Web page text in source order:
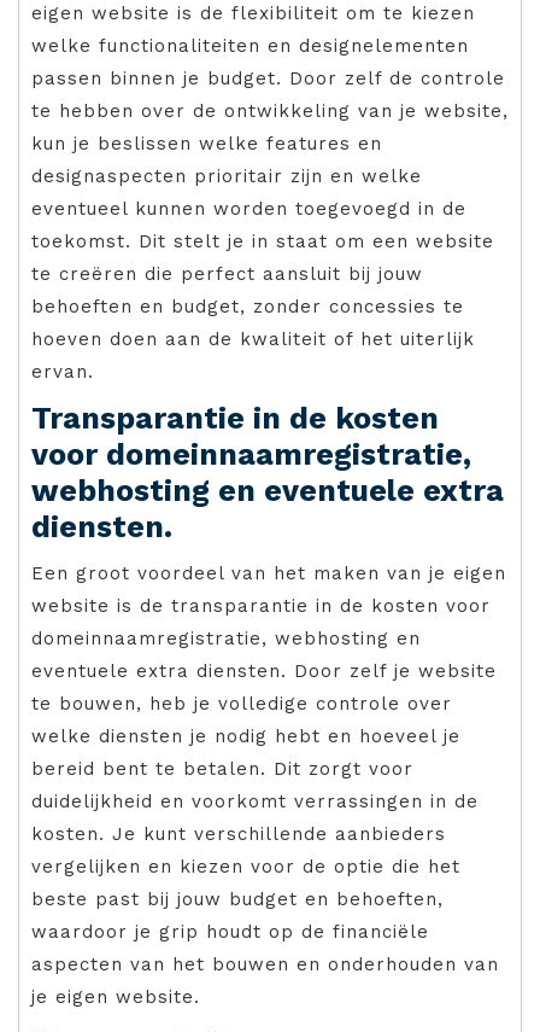
eigen website is de flexibiliteit om te kiezen
welke functionaliteiten en designelementen
passen binnen je budget. Door zelf de controle
te hebben over de ontwikkeling van je website,
kun je beslissen welke features en
designaspecten prioritair zijn en welke
eventueel kunnen worden toegevoegd in de
toekomst. Dit stelt je in staat om een website
te creëren die perfect aansluit bij jouw
behoeften en budget, zonder concessies te
hoeven doen aan de kwaliteit of het uiterlijk
ervan.
Transparantie in de kosten
voor domeinnaamregistratie,
webhosting en eventuele extra
diensten.
Een groot voordeel van het maken van je eigen
website is de transparantie in de kosten voor
domeinnaamregistratie, webhosting en
eventuele extra diensten. Door zelf je website
te bouwen, heb je volledige controle over
welke diensten je nodig hebt en hoeveel je
bereid bent te betalen. Dit zorgt voor
duidelijkheid en voorkomt verrassingen in de
kosten. Je kunt verschillende aanbieders
vergelijken en kiezen voor de optie die het
beste past bij jouw budget en behoeften,
waardoor je grip houdt op de financiële
aspecten van het bouwen en onderhouden van
je eigen website.